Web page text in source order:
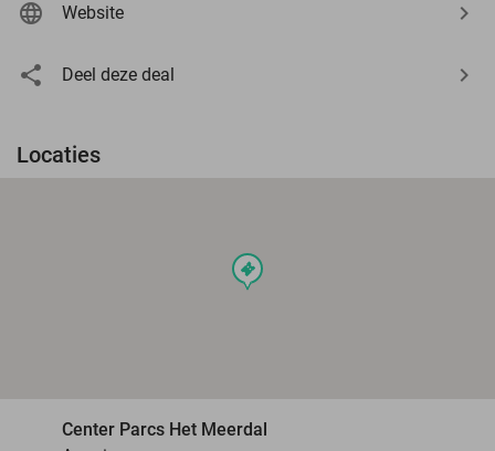
Website
Deel deze deal
Locaties
events
Center Parcs Het Meerdal